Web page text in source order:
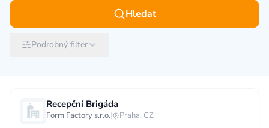
Hledat
Podrobný filter
Recepční Brigáda
Form Factory s.r.o.| Praha, CZ
Měsíční plat